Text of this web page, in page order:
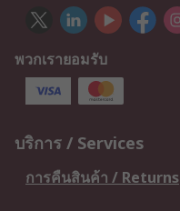
พวกเรายอมรับ
บริการ / Services
การคืนสินค้า / Returns